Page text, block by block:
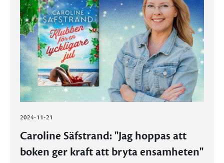
2024-11-21
Caroline Säfstrand: "Jag hoppas att
boken ger kraft att bryta ensamheten"